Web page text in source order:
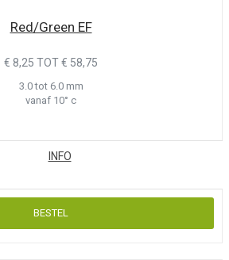
Red/Green EF
€ 8,25 TOT € 58,75
3.0 tot 6.0 mm
vanaf 10° c